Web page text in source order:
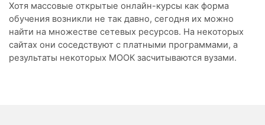
Хотя массовые открытые онлайн-курсы как форма
обучения возникли не так давно, сегодня их можно
найти на множестве сетевых ресурсов. На некоторых
сайтах они соседствуют с платными программами, а
результаты некоторых МООК засчитываются вузами.